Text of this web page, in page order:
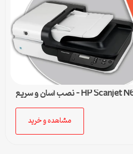
دانلود درایور اسکنر HP Scanjet N6310 – نصب آسان و سریع
مشاهده و خرید